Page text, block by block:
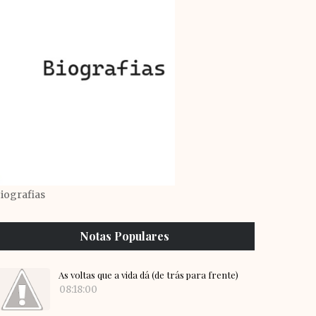
Notas Populares
As voltas que a vida dá (de trás para frente)
08:18:00